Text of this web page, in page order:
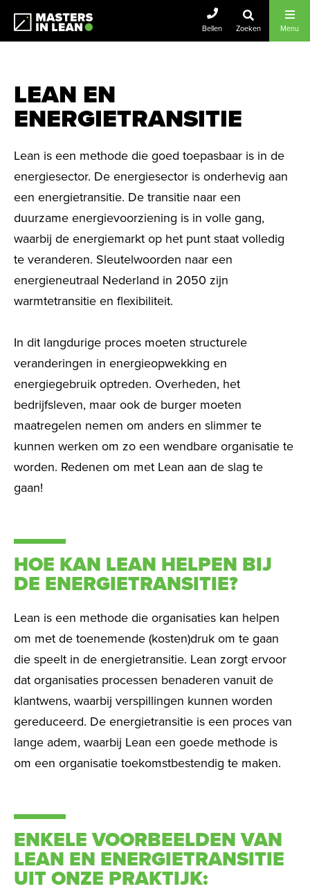
Masters In Lean
Bellen Zoeken Menu
LEAN EN
ENERGIETRANSITIE
Lean is een methode die goed toepasbaar is in de
energiesector. De energiesector is onderhevig aan
een energietransitie. De transitie naar een
duurzame energievoorziening is in volle gang,
waarbij de energiemarkt op het punt staat volledig
te veranderen. Sleutelwoorden naar een
energieneutraal Nederland in 2050 zijn
warmtetransitie en flexibiliteit.
In dit langdurige proces moeten structurele
veranderingen in energieopwekking en
energiegebruik optreden. Overheden, het
bedrijfsleven, maar ook de burger moeten
maatregelen nemen om anders en slimmer te
kunnen werken om zo een wendbare organisatie te
worden. Redenen om met Lean aan de slag te
gaan!
HOE KAN LEAN HELPEN BIJ
DE ENERGIETRANSITIE?
Lean is een methode die organisaties kan helpen
om met de toenemende (kosten)druk om te gaan
die speelt in de energietransitie. Lean zorgt ervoor
dat organisaties processen benaderen vanuit de
klantwens, waarbij verspillingen kunnen worden
gereduceerd. De energietransitie is een proces van
lange adem, waarbij Lean een goede methode is
om een organisatie toekomstbestendig te maken.
ENKELE VOORBEELDEN VAN
LEAN EN ENERGIETRANSITIE
UIT ONZE PRAKTIJK: